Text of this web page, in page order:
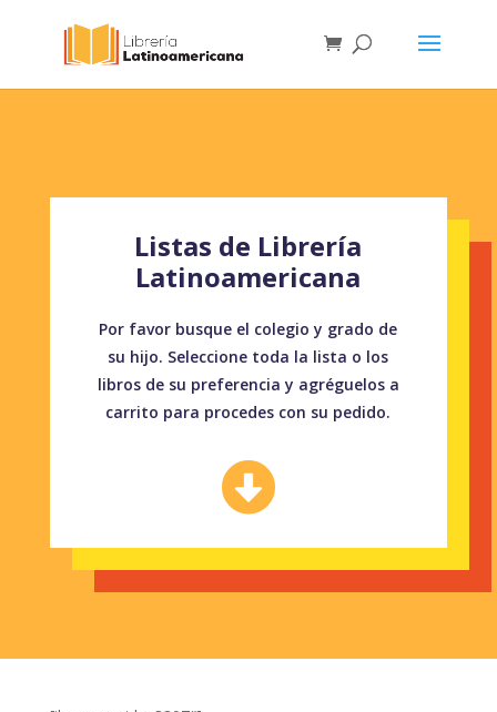
Listas de Librería
Latinoamericana
Por favor busque el colegio y grado de
su hijo. Seleccione toda la lista o los
libros de su preferencia y agréguelos a
carrito para procedes con su pedido.
